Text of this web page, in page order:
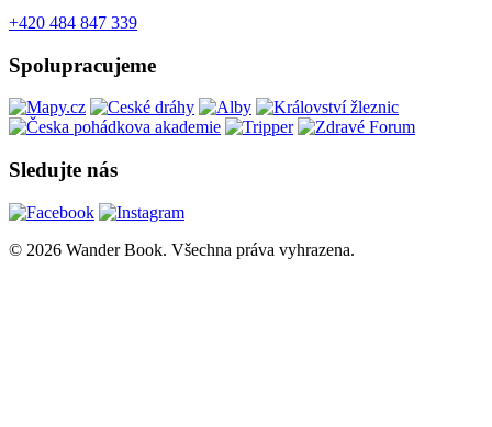
+420 484 847 339
Spolupracujeme
Sledujte nás
© 2026 Wander Book. Všechna práva vyhrazena.